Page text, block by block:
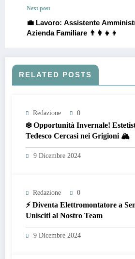
Next post
💼 Lavoro: Assistente
Azienda Familiare 👨‍👩‍👧‍👦
RELATED POSTS
Redazione 0
❄️ Opportunità Invernale!
Tedesco Cercasi nei Grigioni 🏔️
9 Dicembre 2024
Redazione 0
⚡ Diventa Elettromontatore a
Unisciti al Nostro Team
9 Dicembre 2024